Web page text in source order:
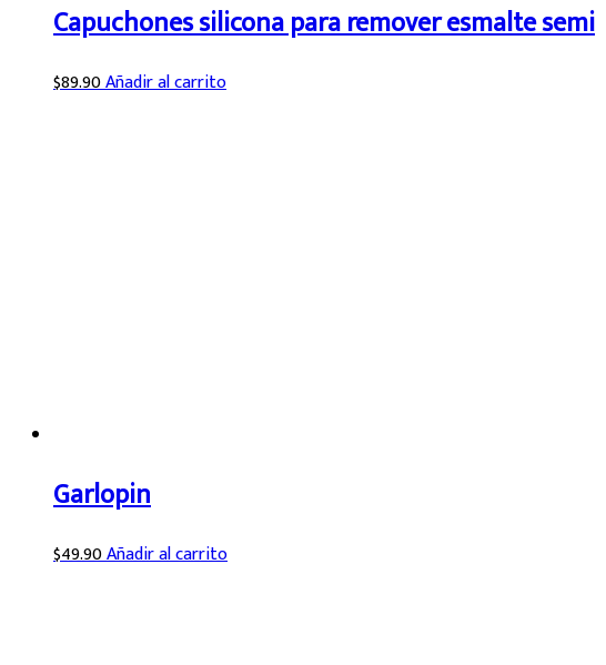
Capuchones silicona para remover esmalte semi
$89.90Añadir al carrito
Garlopin
$49.90Añadir al carrito